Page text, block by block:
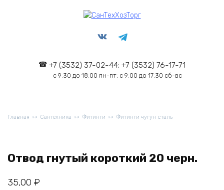
+7 (3532) 37-02-44; +7 (3532) 76-17-71
с 9:30 до 18:00 пн-пт; с 9:00 до 17:30 сб-вс
Главная Сантехника Фитинги Фитинги чугун сталь
Отвод гнутый короткий 20 черн.
35,00 ₽